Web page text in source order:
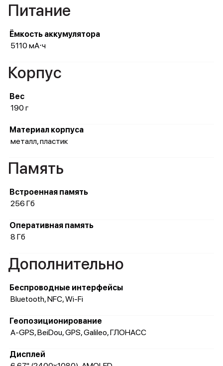
Питание
Ёмкость аккумулятора
5110 мА⋅ч
Корпус
Вес
190 г
Материал корпуса
металл, пластик
Память
Встроенная память
256 Гб
Оперативная память
8 Гб
Дополнительно
Беспроводные интерфейсы
Bluetooth, NFC, Wi-Fi
Геопозиционирование
A-GPS, BeiDou, GPS, Galileo, ГЛОНАСС
Дисплей